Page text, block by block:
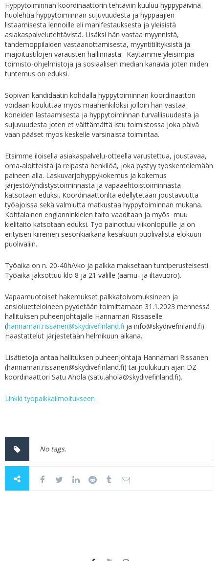
Hyppytoiminnan koordinaattorin tehtäviin kuuluu hyppypäivinä
huolehtia hyppytoiminnan sujuvuudesta ja hyppääjien
listaamisesta lennoille eli manifestauksesta ja yleisistä
asiakaspalvelutehtävistä. Lisäksi hän vastaa myynnistä,
tandemoppilaiden vastaanottamisesta, myyntitilityksistä ja
majoitustilojen varausten hallinnasta. Käytämme yleisimpiä
toimisto-ohjelmistoja ja sosiaalisen median kanavia joten niiden
tuntemus on eduksi.
Sopivan kandidaatin kohdalla hyppytoiminnan koordinaattori
voidaan kouluttaa myös maahenkilöksi jolloin hän vastaa
koneiden lastaamisesta ja hyppytoiminnan turvallisuudesta ja
sujuvuudesta joten et välttämättä istu toimistossa joka päivä
vaan pääset myös keskelle varsinaista toimintaa.
Etsimme iloisella asiakaspalvelu-otteella varustettua, joustavaa,
oma-aloitteista ja reipasta henkilöä, joka pystyy työskentelemään
paineen alla. Laskuvarjohyppykokemus ja kokemus
järjestö/yhdistystoiminnasta ja vapaaehtoistoiminnasta
katsotaan eduksi. Koordinaattorilta edellytetään joustavuutta
työajoissa sekä valmiutta matkustaa hyppytoiminnan mukana.
Kohtalainen englanninkielen taito vaaditaan ja myös muu
kielitaito katsotaan eduksi. Työ painottuu viikonlopuille ja on
erityisen kiireinen sesonkiaikana kesäkuun puolivälistä elokuun
puoliväliin.
Työaika on n. 20-40h/vko ja palkka maksetaan tuntiperusteisesti.
Työaika jaksottuu klo 8 ja 21 välille (aamu- ja iltavuoro).
Vapaamuotoiset hakemukset palkkatoivomuksineen ja
ansioluetteloineen pyydetään toimittamaan 31.1.2023 mennessä
hallituksen puheenjohtajalle Hannamari Rissaselle
(hannamari.rissanen@skydivefinland.fi ja info@skydivefinland.fi).
Haastattelut järjestetään helmikuun aikana.
Lisätietoja antaa hallituksen puheenjohtaja Hannamari Rissanen
(hannamari.rissanen@skydivefinland.fi) tai joulukuun ajan DZ-
koordinaattori Satu Ahola (satu.ahola@skydivefinland.fi).
Linkki työpaikkailmoitukseen
No tags.